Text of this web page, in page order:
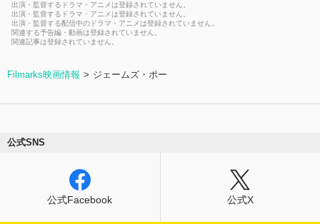
出演・監督するドラマ・アニメは登録されていません。
出演・監督するドラマ・アニメは登録されていません。
出演・監督する配信中のドラマ・アニメは登録されていません。
関連する予告編・動画は登録されていません。
関連記事は登録されていません。
Filmarks映画情報 ジェームズ・ポー
公式SNS
公式Facebook 公式X